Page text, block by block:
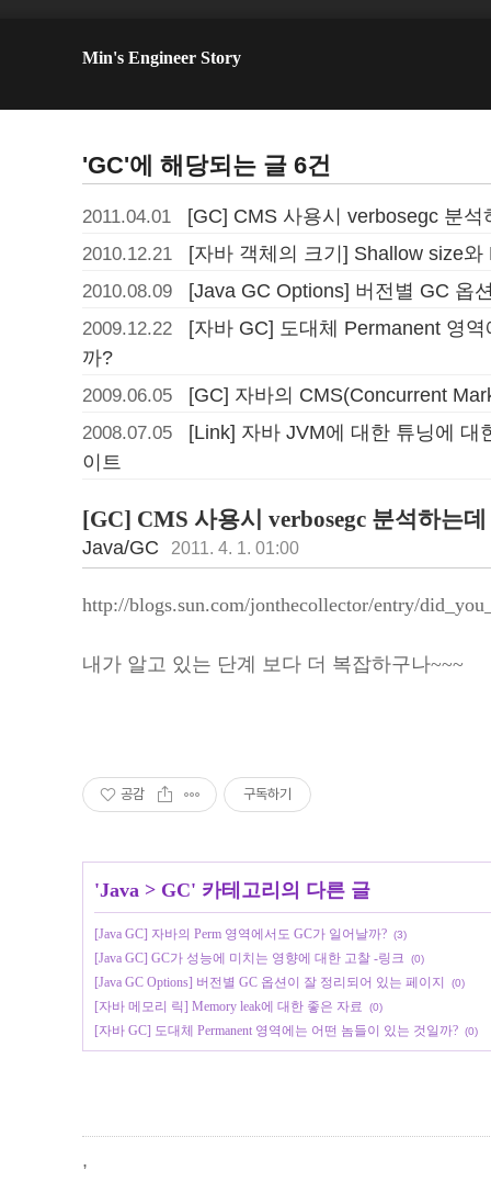
Min's Engineer Story
'GC'에 해당되는 글 6건
2011.04.01 [GC] CMS 사용시 verbosegc 분
2010.12.21 [자바 객체의 크기] Shallow size와
2010.08.09 [Java GC Options] 버전별 GC 옵
2009.12.22
[자바 GC] 도대체 Permanent 영
까?
2009.06.05 [GC] 자바의 CMS(Concurrent
2008.07.05
[Link] 자바 JVM에 대한 튜닝에 대
이트
[GC] CMS 사용시 verbosegc 분석하는
Java/GC 2011. 4. 1. 01:00
http://blogs.sun.com/jonthecollector/entry/
내가 알고 있는 단계 보다 더 복잡하구나~~~
공감 구독하기
'Java > GC' 카테고리의 다른 글
[Java GC] 자바의 Perm 영역에서도 GC가 일어날까? (3)
[Java GC] GC가 성능에 미치는 영향에 대한 고찰 -링크 (0)
[Java GC Options] 버전별 GC 옵션이 잘 정리되어 있는 페이지 (0)
[자바 메모리 릭] Memory leak에 대한 좋은 자료 (0)
[자바 GC] 도대체 Permanent 영역에는 어떤 놈들이 있는 것일까? (0)
,